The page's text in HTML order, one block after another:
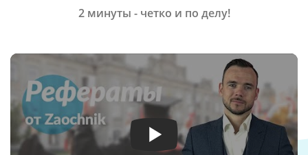
2 минуты - четко и по делу!